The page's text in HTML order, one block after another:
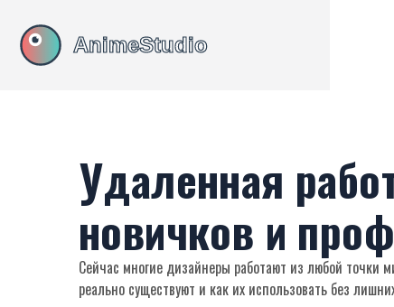
Удаленная
новичков и
Сейчас многие дизайнеры работают из любой точки
реально существуют и как их использовать без